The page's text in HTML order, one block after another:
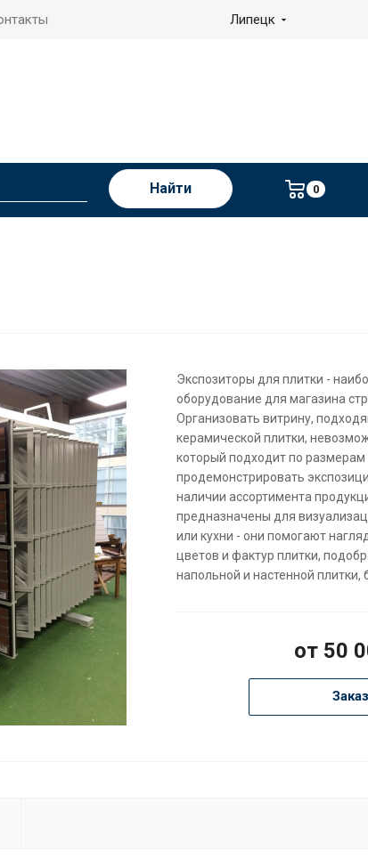
Липецк
Найти 0
Экспозиторы для плитки -
оборудование для магазина
Организовать витрину,
керамической плитки,
который подходит по размерам
продемонстрировать
наличии ассортимента
предназначены для
или кухни - они помогают
цветов и фактур плитки,
напольной и настенной плитки,
от 50